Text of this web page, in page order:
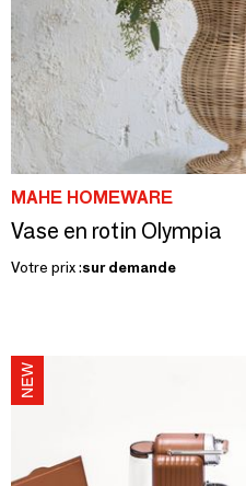
MAHE HOMEWARE
Vase en rotin Olympia
Votre prix :sur demande